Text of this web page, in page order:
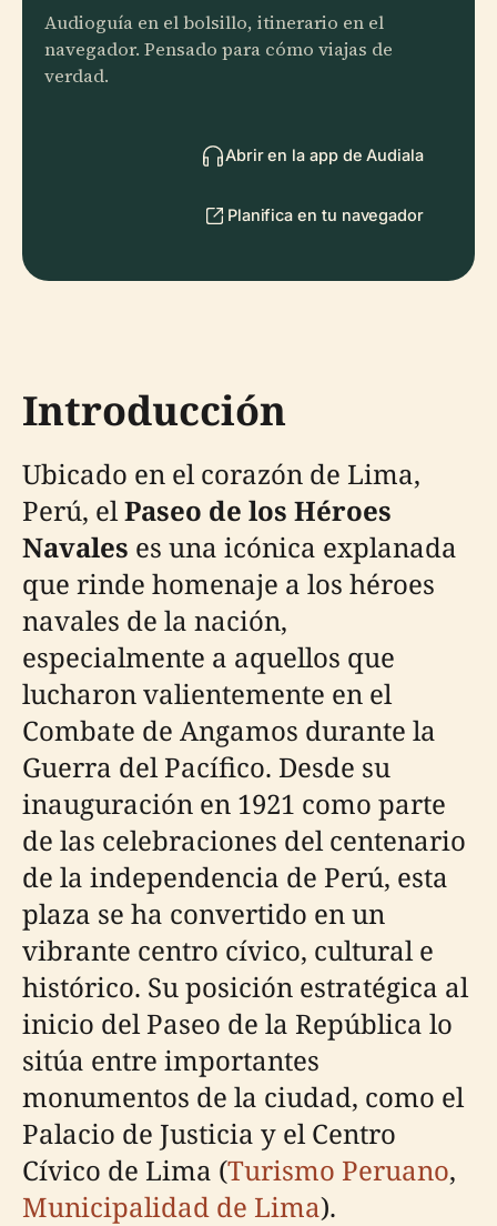
Audioguía en el bolsillo, itinerario en el
navegador. Pensado para cómo viajas de
verdad.
Abrir en la app de Audiala
Planifica en tu navegador
Introducción
Ubicado en el corazón de Lima,
Perú, elPaseo de los Héroes
Navales es una icónica explanada
que rinde homenaje a los héroes
navales de la nación,
especialmente a aquellos que
lucharon valientemente en el
Combate de Angamos durante la
Guerra del Pacífico. Desde su
inauguración en 1921 como parte
de las celebraciones del centenario
de la independencia de Perú, esta
plaza se ha convertido en un
vibrante centro cívico, cultural e
histórico. Su posición estratégica al
inicio del Paseo de la República lo
sitúa entre importantes
monumentos de la ciudad, como el
Palacio de Justicia y el Centro
Cívico de Lima (Turismo Peruano,
Municipalidad de Lima).